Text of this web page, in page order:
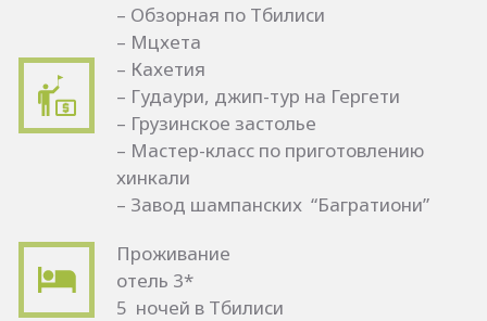
– Обзорная по Тбилиси
– Мцхета
– Кахетия
– Гудаури, джип-тур на Гергети
– Грузинское застолье
– Мастер-класс по приготовлению
хинкали
– Завод шампанских “Багратиони”
Проживание
отель 3*
5 ночей в Тбилиси